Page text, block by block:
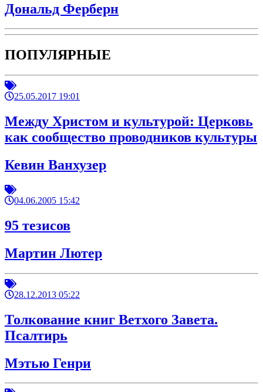
Дональд Ферберн
ПОПУЛЯРНЫЕ
25.05.2017 19:01
Между Христом и культурой: Церковь
как сообщество проводников культуры
Кевин Ванхузер
04.06.2005 15:42
95 тезисов
Мартин Лютер
28.12.2013 05:22
Толкование книг Ветхого Завета.
Псалтирь
Мэтью Генри